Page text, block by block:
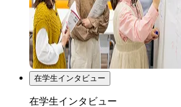
在学生インタビュー
在学生インタビュー